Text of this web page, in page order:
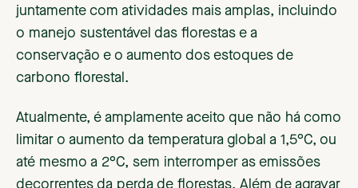
juntamente com atividades mais amplas, incluindo
o manejo sustentável das florestas e a
conservação e o aumento dos estoques de
carbono florestal.
Atualmente, é amplamente aceito que não há como
limitar o aumento da temperatura global a 1,5°C, ou
até mesmo a 2°C, sem interromper as emissões
decorrentes da perda de florestas. Além de agravar